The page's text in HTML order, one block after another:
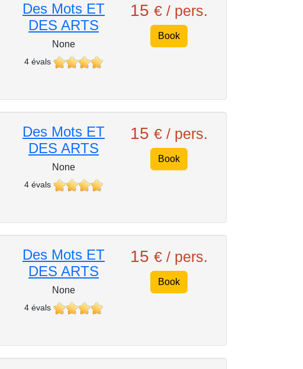
Des Mots ET
DES ARTS
None
4 évals
15€ / pers.
Book
Des Mots ET
DES ARTS
None
4 évals
15€ / pers.
Book
Des Mots ET
DES ARTS
None
4 évals
15€ / pers.
Book